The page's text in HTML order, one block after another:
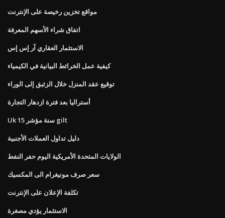
مواقع تخزين رخيصة على الإنترنت
اتفاق شراء الأسهم المعرفة
الاستثمار العقاري آر إس إس
كيفية عمل الخرائط البيانية في الكيمياء
توقيع عقد المنزل خلال الزئبق إلى الوراء
أستراليا بعد فترة ازدهار التجارة
Uk 15 سنة مؤشر gilt
دليل تداول العملات الأجنبية
الولايات المتحدة الأمريكية اليوم حفر النفط
سعر صرف مونيغرام الى المكسيك
تكلفة الإعلان على الإنترنت
الاستثمار يؤدي مصغرة